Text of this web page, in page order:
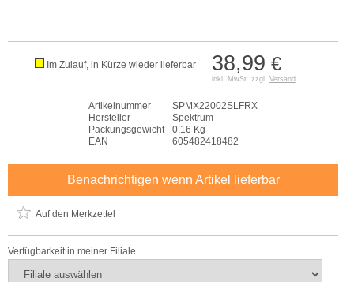
38,99 €
inkl. MwSt. zzgl. Versand
Im Zulauf, in Kürze wieder lieferbar
Artikelnummer
SPMX22002SLFRX
Hersteller
Spektrum
Packungsgewicht
0,16 Kg
EAN
605482418482
Benachrichtigen wenn Artikel lieferbar
Auf den Merkzettel
Verfügbarkeit in meiner Filiale